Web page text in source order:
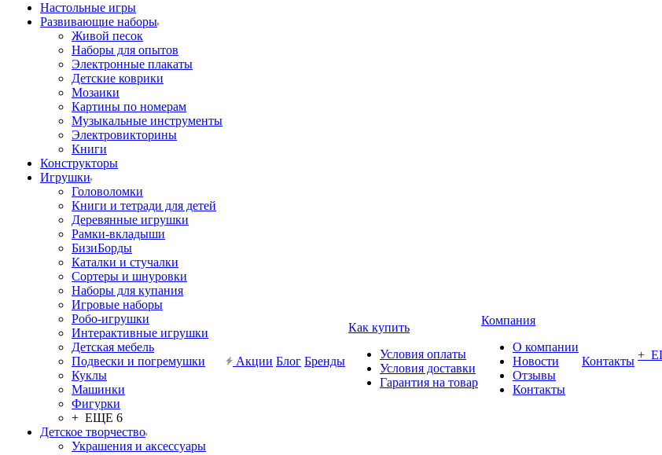
Настольные игры
Развивающие наборы
Живой песок
Наборы для опытов
Электронные плакаты
Детские коврики
Мозаики
Картины по номерам
Музыкальные инструменты
Электровикторины
Книги
Конструкторы
Игрушки
Головоломки
Книги и тетради для детей
Деревянные игрушки
Рамки-вкладыши
БизиБорды
Каталки и стучалки
Сортеры и шнуровки
Наборы для купания
Игровые наборы
Робо-игрушки
Интерактивные игрушки
Детская мебель
Подвески и погремушки
Куклы
Машинки
Фигурки
+ ЕЩЕ 6
Детское творчество
Украшения и аксессуары
Акции Блог Бренды
Как купить
Условия оплаты
Условия доставки
Гарантия на товар
Компания
О компании
Новости
Отзывы
Контакты
Контакты +